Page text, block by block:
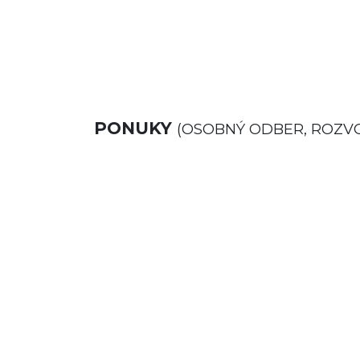
PONUKY (OSOBNÝ ODBER,